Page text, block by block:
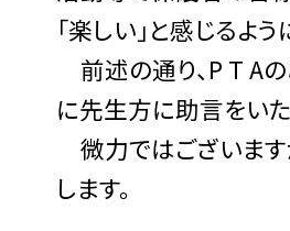
「楽しい」と感じるよう
前述の通り、P T A
に先生方に助言をい
微力ではございます
します。